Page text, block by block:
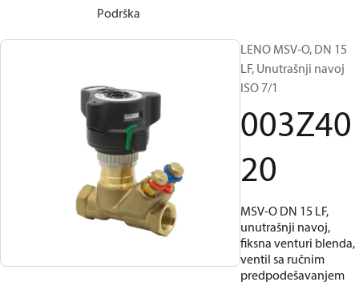
Podrška
LENO MSV-O, DN 15
LF, Unutrašnji navoj
ISO 7/1
003Z40
20
MSV-O DN 15 LF,
unutrašnji navoj,
fiksna venturi blenda,
ventil sa ručnim
predpodešavanjem